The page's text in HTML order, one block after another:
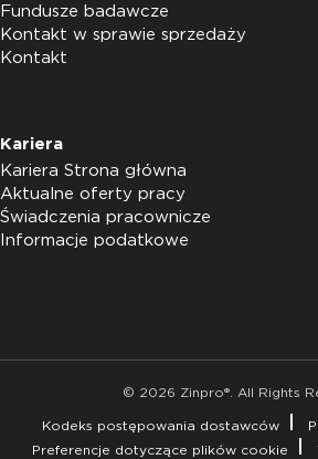
Fundusze badawcze
Kontakt w sprawie sprzedaży
Kontakt
Kariera
Kariera Strona główna
Aktualne oferty pracy
Świadczenia pracownicze
Informacje podatkowe
© 2026 Zinpro®. All Rights
Kodeks postępowania dostawców
Preferencje dotyczące plików cookie